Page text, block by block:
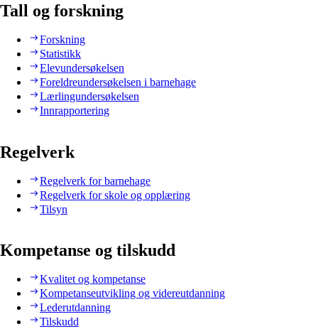
Tall og forskning
Forskning
Statistikk
Elevundersøkelsen
Foreldreundersøkelsen i barnehage
Lærlingundersøkelsen
Innrapportering
Regelverk
Regelverk for barnehage
Regelverk for skole og opplæring
Tilsyn
Kompetanse og tilskudd
Kvalitet og kompetanse
Kompetanseutvikling og videreutdanning
Lederutdanning
Tilskudd